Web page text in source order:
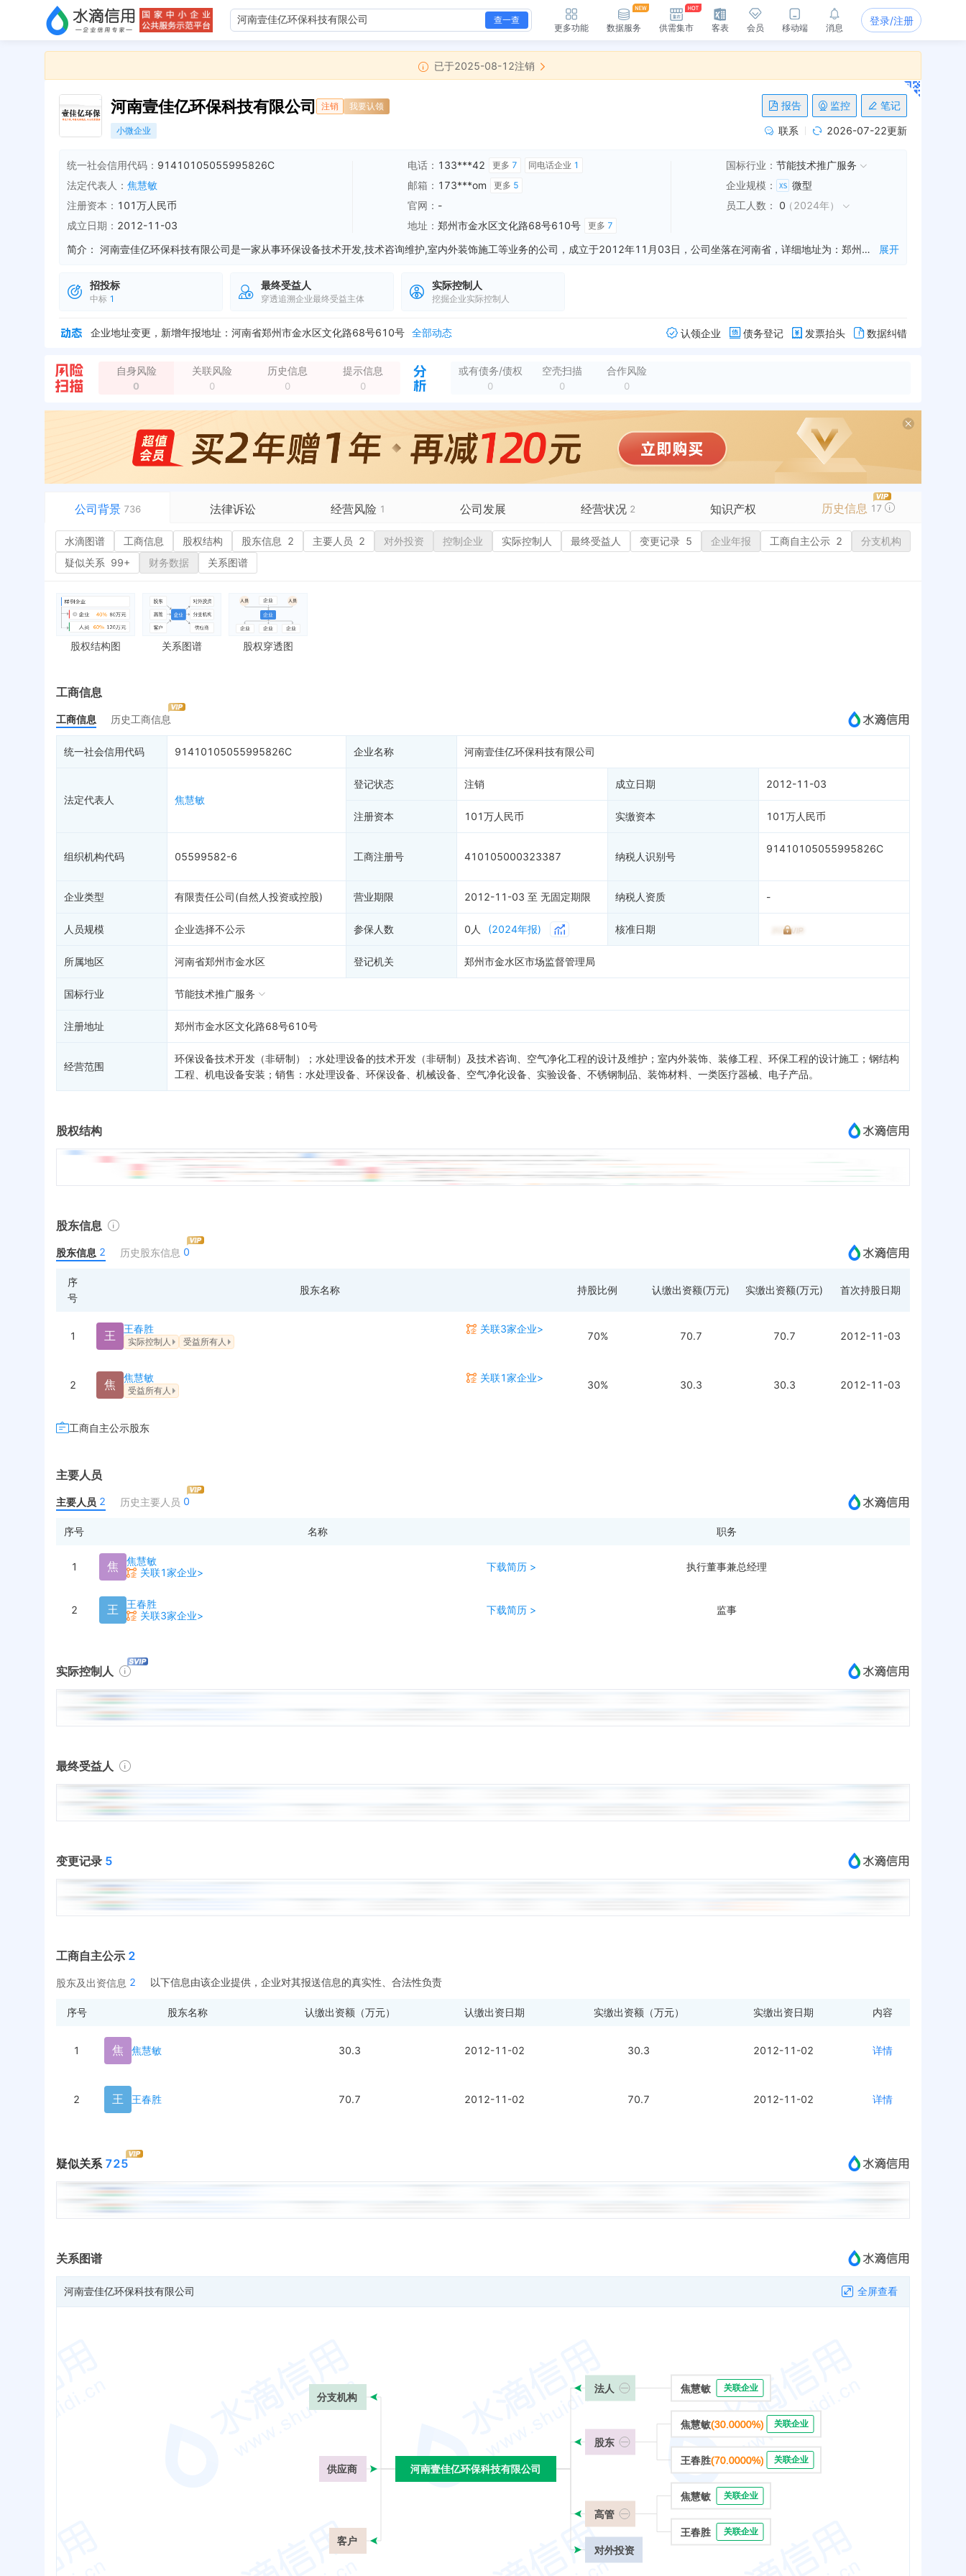
查一查
更多功能 数据服务 供需集市 客表 会员 移动端 消息
登录/注册
已于2025-08-12注销
河南壹佳亿环保科技有限公司 注销 我要认领 报告 监控 笔记
小微企业 联系 2026-07-22更新
统一社会信用代码： 91410105055995826C
法定代表人： 焦慧敏
注册资本： 101万人民币
成立日期： 2012-11-03
电话： 133***42 更多 7 同电话企业 1
邮箱： 173***om 更多 5
官网： -
地址： 郑州市金水区文化路68号610号 更多 7
国标行业： 节能技术推广服务
企业规模 ：
微型
员工人数 ： 0（2024年）
简介： 河南壹佳亿环保科技有限公司是一家从事环保设备技术开发,技术咨询维护,室内外装饰施工等业务的公司，成立于2012年11月03日，公司坐落在河南省，详细地址为：郑州市金水区文化路68号610号;经国家企业信用信息公示系统查询得知，河南壹佳亿环保科技有限公司的信用代码/税号为91410105055995826C，法人是焦慧敏，注册资本为101.000000万人民币，企业的经营范围为:环保设备技术开发（非研制）；水处理设备的技术开发（非研制）及技术咨询、空气净化工程的设计及维护；室内外装饰、装修工程、环保工程的设计施工；钢结构工程、机电设备安装；销售：水处理设备、环保设备、机械设备、空气净化设备、实验设备、不锈钢制品、装饰材料、一类医疗器械、电子产品。 展开
招投标
中标 1
最终受益人
穿透追溯企业最终受益主体
实际控制人
挖掘企业实际控制人
企业地址变更，新增年报地址：河南省郑州市金水区文化路68号610号 全部动态
全部动态
全部动态
认领企业 债务登记 发票抬头 数据纠错
自身风险
0
关联风险
0
历史信息
0
提示信息
0
或有债务/债权
0
空壳扫描
0
合作风险
0
公司背景 736 法律诉讼 经营风险 1 公司发展 经营状况 2 知识产权 历史信息 17
水滴图谱
工商信息
股东信息
主要人员 2
对外投资
控制企业
最终受益人
企业年报
工商自主公示 2
财务数据
司法案件
立案信息
法院公告
裁判文书
送达公告
被执行人
终本案件
询价评估
司法协助
或有债务债权
1
注销备案
融资历史
招投标 1
信用评价
进出口信用
地块公示
客户
商标信息
成为vip查看
水滴图谱 工商信息 股权结构 股东信息 2 主要人员 2 对外投资 控制企业 实际控制人 最终受益人 变更记录 5 企业年报 工商自主公示 2
分支机构
疑似关系 99+ 财务数据 关系图谱
股权结构图 关系图谱 股权穿透图
工商信息
工商信息 历史工商信息
统一社会信用代码 91410105055995826C 企业名称 河南壹佳亿环保科技有限公司
法定代表人 焦慧敏
登记状态 注销 成立日期 2012-11-03
注册资本 101万人民币 实缴资本 101万人民币
组织机构代码 05599582-6 工商注册号 410105000323387 纳税人识别号
91410105055995826C
企业类型 有限责任公司(自然人投资或控股) 营业期限 2012-11-03 至 无固定期限 纳税人资质 -
人员规模 企业选择不公示 参保人数 0人 (2024年报) 核准日期
所属地区 河南省郑州市金水区 登记机关 郑州市金水区市场监督管理局
国标行业 节能技术推广服务
注册地址 郑州市金水区文化路68号610号
经营范围
环保设备技术开发（非研制）；水处理设备的技术开发（非研制）及技术咨询、空气净化工程的设计及维护；室内外装饰、装修工程、环保工程的设计施工；钢结构
工程、机电设备安装；销售：水处理设备、环保设备、机械设备、空气净化设备、实验设备、不锈钢制品、装饰材料、一类医疗器械、电子产品。
股权结构
股东信息
股东信息 2 历史股东信息 0
序
号
股东名称 持股比例 认缴出资额(万元) 实缴出资额(万元) 首次持股日期
1 王
王春胜 关联3家企业>
实际控制人 受益所有人 70% 70.7 70.7 2012-11-03
2 焦
焦慧敏 关联1家企业>
受益所有人 30% 30.3 30.3 2012-11-03
工商自主公示股东
主要人员
主要人员 2 历史主要人员 0
序号 名称 职务
1 焦
焦慧敏
关联1家企业>
下载简历 > 执行董事兼总经理
2 王
王春胜
关联3家企业>
下载简历 > 监事
实际控制人
最终受益人
变更记录 5
工商自主公示 2
股东及出资信息 2 以下信息由该企业提供，企业对其报送信息的真实性、合法性负责
序号 股东名称 认缴出资额（万元） 认缴出资日期 实缴出资额（万元） 实缴出资日期 内容
1 焦 焦慧敏 30.3 2012-11-02 30.3 2012-11-02 详情
2 王 王春胜 70.7 2012-11-02 70.7 2012-11-02 详情
疑似关系 725
关系图谱
河南壹佳亿环保科技有限公司 全屏查看
河南壹佳亿环保科技有限公司
分支机构
供应商
客户
河南壹佳亿环保科技有限公司
法人
股东
高管
对外投资
焦慧敏 关联企业
焦慧敏(30.0000%) 关联企业
王春胜(70.0000%) 关联企业
焦慧敏 关联企业
王春胜 关联企业